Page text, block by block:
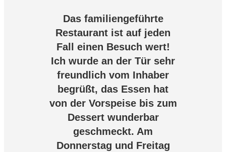
Das familiengeführte
Restaurant ist auf jeden
Fall einen Besuch wert!
Ich wurde an der Tür sehr
freundlich vom Inhaber
begrüßt, das Essen hat
von der Vorspeise bis zum
Dessert wunderbar
geschmeckt. Am
Donnerstag und Freitag